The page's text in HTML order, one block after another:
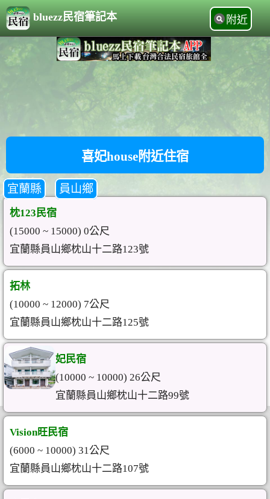
bluezz民宿筆記本 附近
喜妃house附近住宿
宜蘭縣 員山鄉
枕123民宿
(15000 ~ 15000) 0公尺
宜蘭縣員山鄉枕山十二路123號
拓林
(10000 ~ 12000) 7公尺
宜蘭縣員山鄉枕山十二路125號
妃民宿
(10000 ~ 10000) 26公尺
宜蘭縣員山鄉枕山十二路99號
Vision旺民宿
(6000 ~ 10000) 31公尺
宜蘭縣員山鄉枕山十二路107號